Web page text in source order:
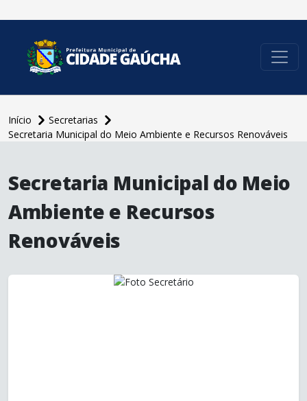
Início
Secretarias
Secretaria Municipal do Meio Ambiente e Recursos Renováveis
Secretaria Municipal do Meio
Ambiente e Recursos
Renováveis